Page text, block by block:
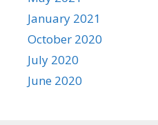
January 2021
October 2020
July 2020
June 2020